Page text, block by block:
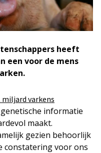
heeft
een voor de mens
miljard varkens
informatie
maakt.
gezien behoorlijk
constatering voor ons